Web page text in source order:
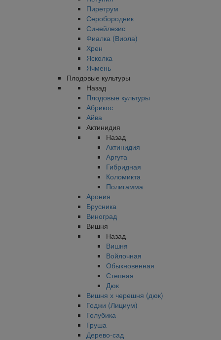
Пиретрум
Серобородник
Синейлезис
Фиалка (Виола)
Хрен
Ясколка
Ячмень
Плодовые культуры
Назад
Плодовые культуры
Абрикос
Айва
Актинидия
Назад
Актинидия
Аргута
Гибридная
Коломикта
Полигамма
Арония
Брусника
Виноград
Вишня
Назад
Вишня
Войлочная
Обыкновенная
Степная
Дюк
Вишня х черешня (дюк)
Годжи (Лициум)
Голубика
Груша
Дерево-сад